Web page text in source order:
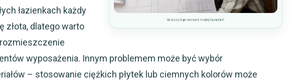
Ile kosztuje remont małej łazienki?
łazienkach każdy
złota, dlatego warto
wyposażenia. Innym problemem może być wybór
– stosowanie ciężkich płytek lub ciemnych kolorów może